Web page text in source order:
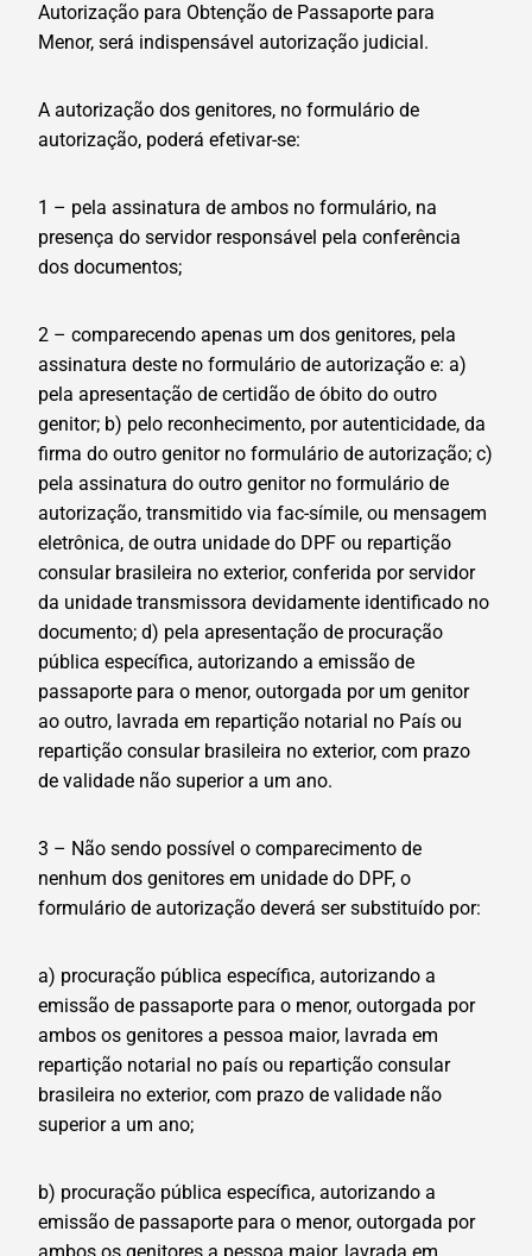
Autorização para Obtenção de Passaporte para
Menor, será indispensável autorização judicial.
A autorização dos genitores, no formulário de
autorização, poderá efetivar-se:
1 – pela assinatura de ambos no formulário, na
presença do servidor responsável pela conferência
dos documentos;
2 – comparecendo apenas um dos genitores, pela
assinatura deste no formulário de autorização e: a)
pela apresentação de certidão de óbito do outro
genitor; b) pelo reconhecimento, por autenticidade, da
firma do outro genitor no formulário de autorização; c)
pela assinatura do outro genitor no formulário de
autorização, transmitido via fac-símile, ou mensagem
eletrônica, de outra unidade do DPF ou repartição
consular brasileira no exterior, conferida por servidor
da unidade transmissora devidamente identificado no
documento; d) pela apresentação de procuração
pública específica, autorizando a emissão de
passaporte para o menor, outorgada por um genitor
ao outro, lavrada em repartição notarial no País ou
repartição consular brasileira no exterior, com prazo
de validade não superior a um ano.
3 – Não sendo possível o comparecimento de
nenhum dos genitores em unidade do DPF, o
formulário de autorização deverá ser substituído por:
a) procuração pública específica, autorizando a
emissão de passaporte para o menor, outorgada por
ambos os genitores a pessoa maior, lavrada em
repartição notarial no país ou repartição consular
brasileira no exterior, com prazo de validade não
superior a um ano;
b) procuração pública específica, autorizando a
emissão de passaporte para o menor, outorgada por